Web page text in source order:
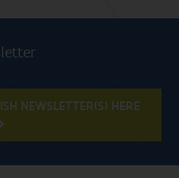
NEWSLETTER(S) HERE